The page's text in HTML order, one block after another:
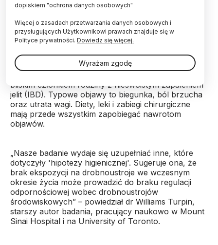
konferencji „Digestive Disease Week” w San
Choroba Leśniowskiego-Crohna to rodzaj
nieswoistego zapalenia jelit, które dotyka około pół
miliona osób w Stanach Zjednoczonych. Najczęściej
bliskim członkiem rodziny z nieswoistym zapaleniem
jelit (IBD). Typowe objawy to biegunka, ból brzucha
oraz utrata wagi. Diety, leki i zabiegi chirurgiczne
mają przede wszystkim zapobiegać nawrotom
objawów.
„Nasze badanie wydaje się uzupełniać inne, które
dotyczyły 'hipotezy higienicznej'. Sugeruje ona, że
brak ekspozycji na drobnoustroje we wczesnym
okresie życia może prowadzić do braku regulacji
odpornościowej wobec drobnoustrojów
środowiskowych” – powiedział dr Williams Turpin,
starszy autor badania, pracujący naukowo w Mount
Sinai Hospital i na University of Toronto.
dopiskiem "ochrona danych osobowych"
Więcej o zasadach przetwarzania danych osobowych i
przysługujących Użytkownikowi prawach znajduje się w
Polityce prywatności. Dowiedz się więcej.
Wyrażam zgodę